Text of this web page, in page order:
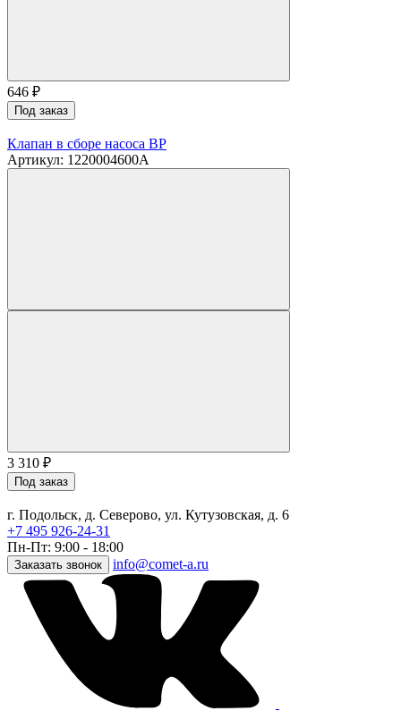
646 ₽
Под заказ
Клапан в сборе насоса BP
Артикул: 1220004600A
3 310 ₽
Под заказ
г. Подольск, д. Северово, ул. Кутузовская, д. 6
+7 495 926-24-31
Пн-Пт: 9:00 - 18:00
Заказать звонок info@comet-a.ru